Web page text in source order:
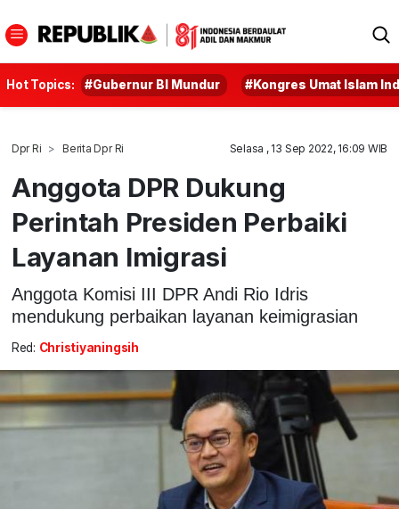
Hot Topics: #Gubernur BI Mundur #Kongres Umat Islam
Dpr Ri Berita Dpr Ri Selasa , 13 Sep 2022, 16:09 WIB
Anggota DPR Dukung
Perintah Presiden Perbaiki
Layanan Imigrasi
Anggota Komisi III DPR Andi Rio Idris
mendukung perbaikan layanan keimigrasian
Red: Christiyaningsih